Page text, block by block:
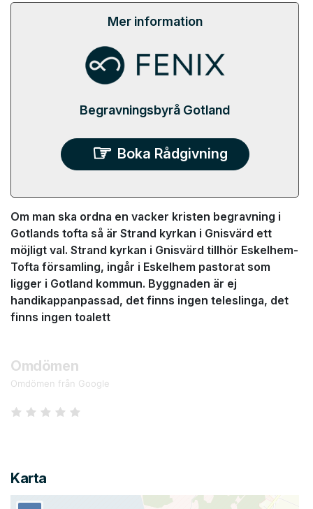
Mer information
Begravningsbyrå Gotland
Boka Rådgivning
Om man ska ordna en vacker kristen begravning i
Gotlands tofta så är Strand kyrkan i Gnisvärd ett
möjligt val. Strand kyrkan i Gnisvärd tillhör Eskelhem-
Tofta församling, ingår i Eskelhem pastorat som
ligger i Gotland kommun. Byggnaden är ej
handikappanpassad, det finns ingen teleslinga, det
finns ingen toalett
Omdömen
Omdömen från Google
Karta